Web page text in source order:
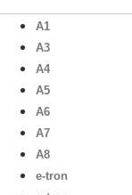
A1
A3
A4
A5
A6
A7
A8
e-tron